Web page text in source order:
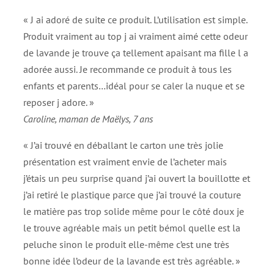
« J ai adoré de suite ce produit. L’utilisation est simple.
Produit vraiment au top j ai vraiment aimé cette odeur
de lavande je trouve ça tellement apaisant ma fille l a
adorée aussi. Je recommande ce produit à tous les
enfants et parents…idéal pour se caler la nuque et se
reposer j adore. »
Caroline, maman de Maëlys, 7 ans
« J’ai trouvé en déballant le carton une très jolie
présentation est vraiment envie de l’acheter mais
j’étais un peu surprise quand j’ai ouvert la bouillotte et
j’ai retiré le plastique parce que j’ai trouvé la couture
le matière pas trop solide même pour le côté doux je
le trouve agréable mais un petit bémol quelle est la
peluche sinon le produit elle-même c’est une très
bonne idée l’odeur de la lavande est très agréable. »